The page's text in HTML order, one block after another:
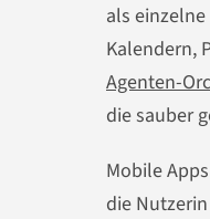
als
Kalendern,
Agenten-
die sauber
Mobile
die